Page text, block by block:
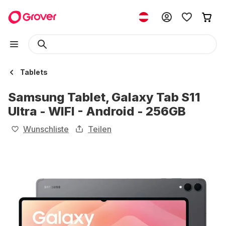
Tablets
Samsung Tablet, Galaxy Tab S11
Ultra - WIFI - Android - 256GB
Wunschliste Teilen